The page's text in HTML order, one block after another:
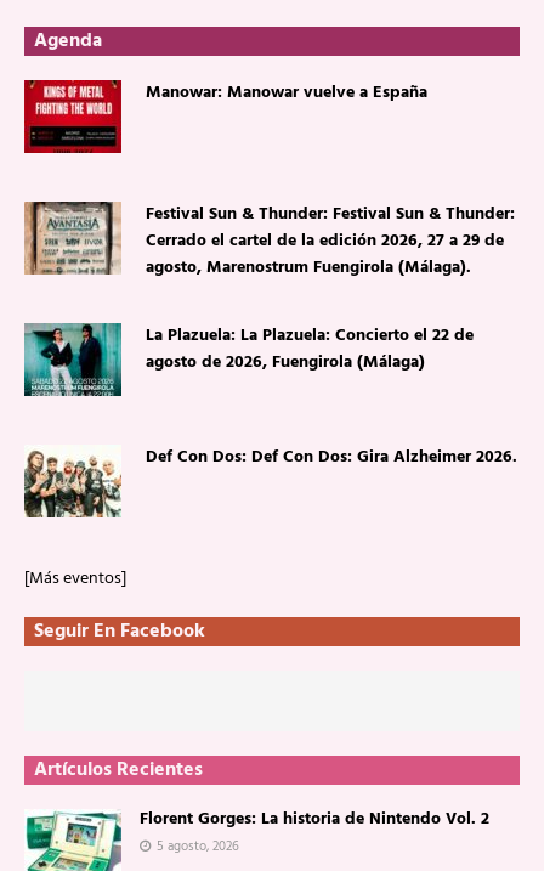
Agenda
Manowar: Manowar vuelve a España
Festival Sun & Thunder: Festival Sun & Thunder:
Cerrado el cartel de la edición 2026, 27 a 29 de
agosto, Marenostrum Fuengirola (Málaga).
La Plazuela: La Plazuela: Concierto el 22 de
agosto de 2026, Fuengirola (Málaga)
Def Con Dos: Def Con Dos: Gira Alzheimer 2026.
[Más eventos]
Seguir En Facebook
Artículos Recientes
Florent Gorges: La historia de Nintendo Vol. 2
5 agosto, 2026